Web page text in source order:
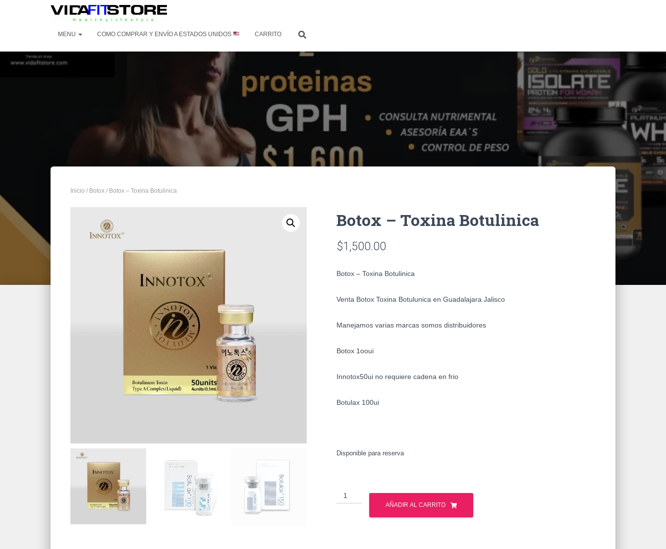
MENU COMO COMPRAR Y ENVÍO A ESTADOS UNIDOS CARRITO
Inicio / Botox / Botox – Toxina Botulinica
Botox – Toxina Botulinica
$1,500.00
Botox – Toxina Botulinica
Venta Botox Toxina Botulunica en Guadalajara Jalisco
Manejamos varias marcas somos distribuidores
Botox 1ooui
Innotox50ui no requiere cadena en frio
Botulax 100ui
Disponible para reserva
Botox
-
AÑADIR AL CARRITO